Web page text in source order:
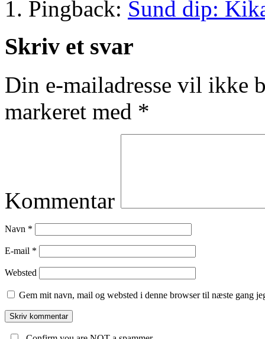
Pingback: Sund dip:
Skriv et svar
Din e-mailadresse vil ikke
markeret med *
Kommentar
Navn *
E-mail *
Websted
Gem mit navn, mail og websted i denne browser til næste gang